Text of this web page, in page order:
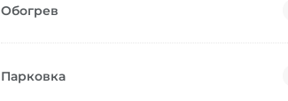
Обогрев
Парковка